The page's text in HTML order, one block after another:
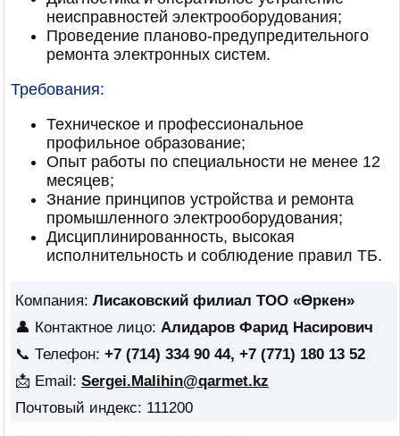
неисправностей электрооборудования;
Проведение планово-предупредительного
ремонта электронных систем.
Требования:
Техническое и профессиональное
профильное образование;
Опыт работы по специальности не менее 12
месяцев;
Знание принципов устройства и ремонта
промышленного электрооборудования;
Дисциплинированность, высокая
исполнительность и соблюдение правил ТБ.
Компания: Лисаковский филиал ТОО «Өркен»
👤 Контактное лицо: Алидаров Фарид Насирович
📞 Телефон: +7 (714) 334 90 44, +7 (771) 180 13 52
📩 Email: Sergei.Malihin@qarmet.kz
Почтовый индекс: 111200